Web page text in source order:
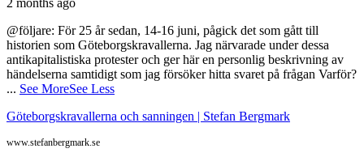
@följare: För 25 år sedan, 14-16 juni, pågick det som gått till
historien som Göteborgskravallerna. Jag närvarade under dessa
antikapitalistiska protester och ger här en personlig beskrivning av
händelserna samtidigt som jag försöker hitta svaret på frågan Varför?
... See MoreSee Less
Göteborgskravallerna och sanningen | Stefan Bergmark
www.stefanbergmark.se